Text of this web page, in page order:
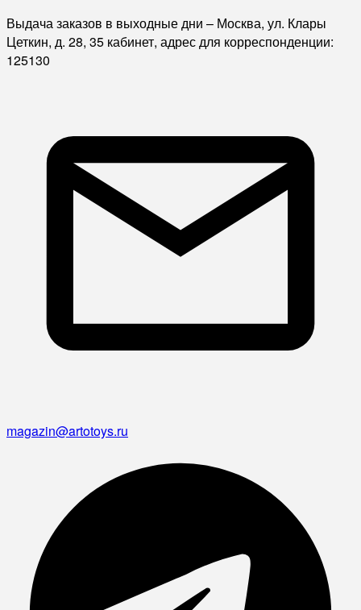
Выдача заказов в выходные дни – Москва, ул. Клары
Цеткин, д. 28, 35 кабинет, адрес для корреспонденции:
125130
magazin@artotoys.ru